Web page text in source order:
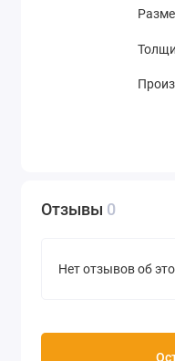
Отзывы 0
Нет отзывов об